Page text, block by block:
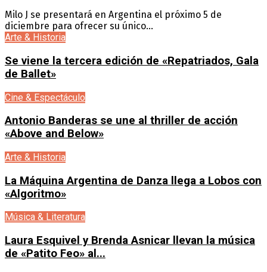
Milo J se presentará en Argentina el próximo 5 de
diciembre para ofrecer su único...
Arte & Historia
Se viene la tercera edición de «Repatriados, Gala
de Ballet»
Cine & Espectáculo
Antonio Banderas se une al thriller de acción
«Above and Below»
Arte & Historia
La Máquina Argentina de Danza llega a Lobos con
«Algoritmo»
Música & Literatura
Laura Esquivel y Brenda Asnicar llevan la música
de «Patito Feo» al...